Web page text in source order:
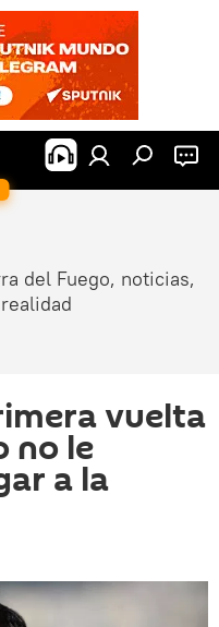
del Fuego, noticias,
vuelta
no le
a la